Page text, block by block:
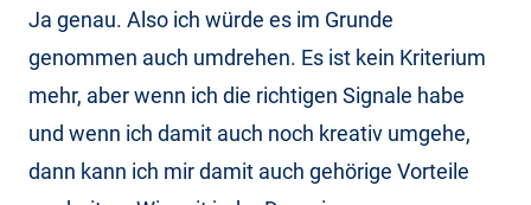
Ja genau. Also ich würde es im Grunde
genommen auch umdrehen. Es ist kein Kriterium
mehr, aber wenn ich die richtigen Signale habe
und wenn ich damit auch noch kreativ umgehe,
dann kann ich mir damit auch gehörige Vorteile